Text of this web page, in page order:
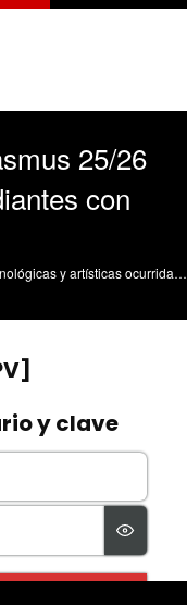
25/26
con
Divulgación de las actividades científicas, tecnológicas y artísticas ocurridas en los tres campus de la UPV